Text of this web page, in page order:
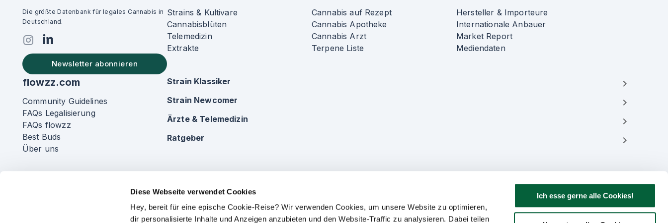
Diese Webseite verwendet Cookies
Hey, bereit für eine epische Cookie-Reise? Wir verwenden Cookies, um unsere Website zu optimieren,
dir personalisierte Inhalte und Anzeigen anzubieten und den Website-Traffic zu analysieren. Dabei teilen
Ich esse gerne alle Cookies!
Die größte Datenbank für legales Cannabis in
Deutschland.
Newsletter abonnieren
Strains & Kultivare
Cannabisblüten
Telemedizin
Extrakte
Cannabis auf Rezept
Cannabis Apotheke
Cannabis Arzt
Terpene Liste
Hersteller & Importeure
Internationale Anbauer
Market Report
Mediendaten
flowzz.com
Community Guidelines
FAQs Legalisierung
FAQs flowzz
Best Buds
Über uns
Strain Klassiker
Strain Newcomer
Ärzte & Telemedizin
Ratgeber